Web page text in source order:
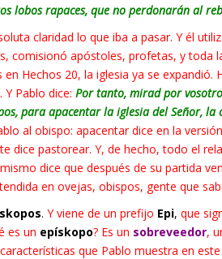
lobos rapaces, que no perdonarán al
claridad lo que iba a pasar. Y él
comisionó apóstoles, profetas, y toda
Hechos 20, la iglesia ya se expandió.
Pablo dice: Por tanto, mirad por
para apacentar la iglesia del Señor,
al obispo: apacentar dice en la
dice pastorear. Y, de hecho, todo el
dice que después de su partida
en ovejas, obispos, gente que
. Y viene de un prefijo Epi, que
es un epískopo? Es un sobreveedor,
que Pablo muestra en